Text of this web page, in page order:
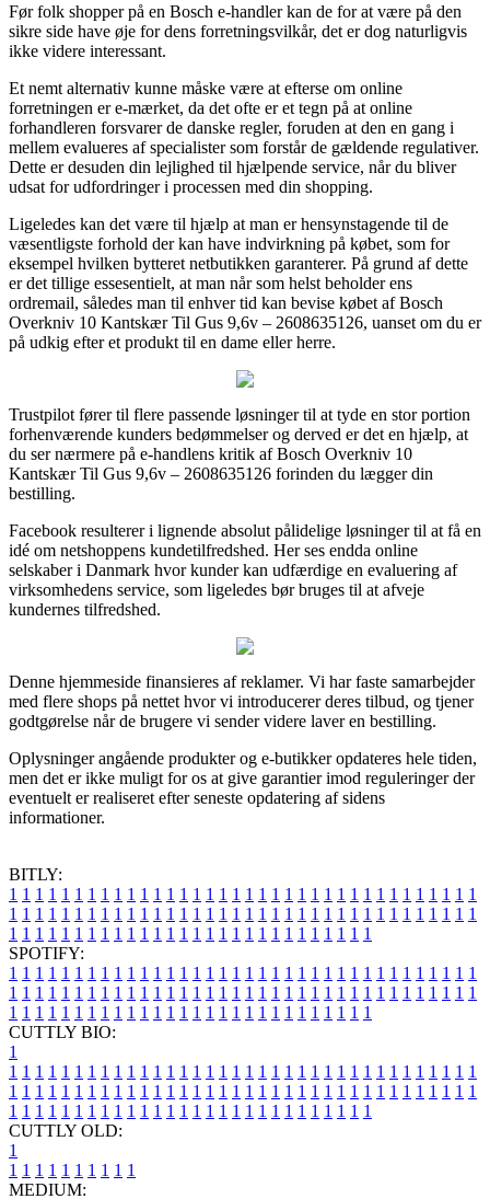
Før folk shopper på en Bosch e-handler kan de for at være på den
sikre side have øje for dens forretningsvilkår, det er dog naturligvis
ikke videre interessant.
Et nemt alternativ kunne måske være at efterse om online
forretningen er e-mærket, da det ofte er et tegn på at online
forhandleren forsvarer de danske regler, foruden at den en gang i
mellem evalueres af specialister som forstår de gældende regulativer.
Dette er desuden din lejlighed til hjælpende service, når du bliver
udsat for udfordringer i processen med din shopping.
Ligeledes kan det være til hjælp at man er hensynstagende til de
væsentligste forhold der kan have indvirkning på købet, som for
eksempel hvilken bytteret netbutikken garanterer. På grund af dette
er det tillige essesentielt, at man når som helst beholder ens
ordremail, således man til enhver tid kan bevise købet af Bosch
Overkniv 10 Kantskær Til Gus 9,6v – 2608635126, uanset om du er
på udkig efter et produkt til en dame eller herre.
Trustpilot fører til flere passende løsninger til at tyde en stor portion
forhenværende kunders bedømmelser og derved er det en hjælp, at
du ser nærmere på e-handlens kritik af Bosch Overkniv 10
Kantskær Til Gus 9,6v – 2608635126 forinden du lægger din
bestilling.
Facebook resulterer i lignende absolut pålidelige løsninger til at få en
idé om netshoppens kundetilfredshed. Her ses endda online
selskaber i Danmark hvor kunder kan udfærdige en evaluering af
virksomhedens service, som ligeledes bør bruges til at afveje
kundernes tilfredshed.
Denne hjemmeside finansieres af reklamer. Vi har faste samarbejder
med flere shops på nettet hvor vi introducerer deres tilbud, og tjener
godtgørelse når de brugere vi sender videre laver en bestilling.
Oplysninger angående produkter og e-butikker opdateres hele tiden,
men det er ikke muligt for os at give garantier imod reguleringer der
eventuelt er realiseret efter seneste opdatering af sidens
informationer.
BITLY:
1 1 1 1 1 1 1 1 1 1 1 1 1 1 1 1 1 1 1 1 1 1 1 1 1 1 1 1 1 1 1 1 1 1 1 1
1 1 1 1 1 1 1 1 1 1 1 1 1 1 1 1 1 1 1 1 1 1 1 1 1 1 1 1 1 1 1 1 1 1 1 1
1 1 1 1 1 1 1 1 1 1 1 1 1 1 1 1 1 1 1 1 1 1 1 1 1 1 1 1
SPOTIFY:
1 1 1 1 1 1 1 1 1 1 1 1 1 1 1 1 1 1 1 1 1 1 1 1 1 1 1 1 1 1 1 1 1 1 1 1
1 1 1 1 1 1 1 1 1 1 1 1 1 1 1 1 1 1 1 1 1 1 1 1 1 1 1 1 1 1 1 1 1 1 1 1
1 1 1 1 1 1 1 1 1 1 1 1 1 1 1 1 1 1 1 1 1 1 1 1 1 1 1 1
CUTTLY BIO:
1
1 1 1 1 1 1 1 1 1 1 1 1 1 1 1 1 1 1 1 1 1 1 1 1 1 1 1 1 1 1 1 1 1 1 1 1
1 1 1 1 1 1 1 1 1 1 1 1 1 1 1 1 1 1 1 1 1 1 1 1 1 1 1 1 1 1 1 1 1 1 1 1
1 1 1 1 1 1 1 1 1 1 1 1 1 1 1 1 1 1 1 1 1 1 1 1 1 1 1 1
CUTTLY OLD:
1
1 1 1 1 1 1 1 1 1 1
MEDIUM: